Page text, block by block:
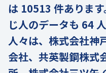
は 10513 件ありま
じ人のデータも 64
人々は、株式会社神
会社、共英製鋼株式